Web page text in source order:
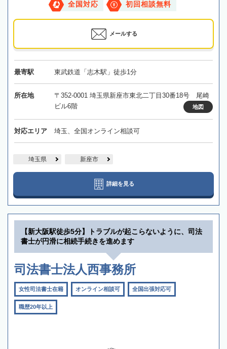
全国対応 初回相談無料
メールする
最寄駅 東武鉄道「志木駅」徒歩1分
所在地
〒352-0001 埼玉県新座市東北二丁目30番18号 尾崎
ビル6階
地図
対応エリア 埼玉、全国オンライン相談可
埼玉県 新座市
詳細を見る
【新大阪駅徒歩5分】トラブルが起こらないように、司法
書士が円滑に相続手続きを進めます
司法書士法人西事務所
女性司法書士在籍 オンライン相談可 全国出張対応可
職歴20年以上